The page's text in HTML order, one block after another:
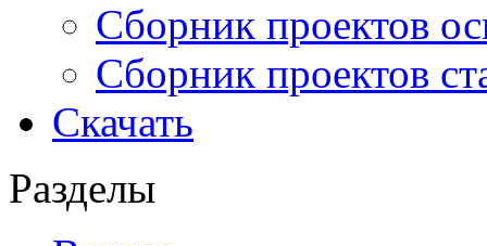
Сборник проектов
Сборник проектов
Скачать
Разделы